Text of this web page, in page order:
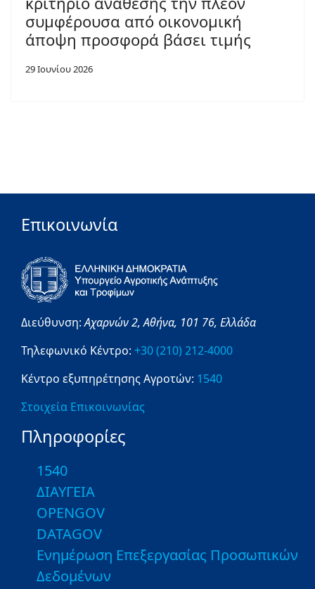
συμφέρουσα από οικονομική
άποψη προσφορά βάσει τιμής
29 Ιουνίου 2026
Επικοινωνία
Διεύθυνση:Αχαρνών 2,Αθήνα, 101 76, Ελλάδα
Τηλεφωνικό Κέντρο: +30 (210) 212-4000
Κέντρο εξυπηρέτησης Αγροτών: 1540
Στοιχεία Επικοινωνίας
Πληροφορίες
1540
ΔΙΑΥΓΕΙΑ
OPENGOV
DATAGOV
Ενημέρωση Επεξεργασίας Προσωπικών
Δεδομένων